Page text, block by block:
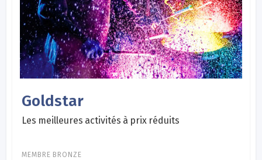
Goldstar
Les meilleures activités à prix réduits
MEMBRE BRONZE